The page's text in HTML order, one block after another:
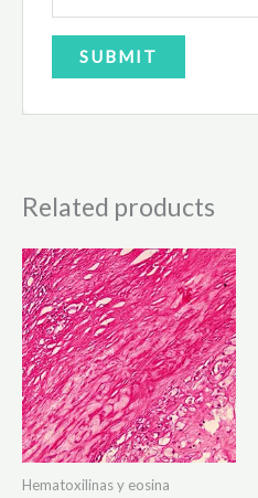
Related products
Hematoxilinas y eosina